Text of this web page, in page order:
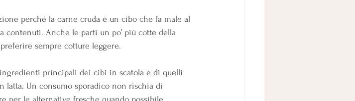
perché la carne cruda è un cibo che fa male al
contenuti. Anche le parti un po’ più cotte della
sempre cotture leggere.
principali dei cibi in scatola e di quelli
latta. Un consumo sporadico non rischia di